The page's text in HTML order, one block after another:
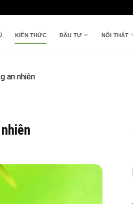
KIẾN THỨC ĐẦU TƯ NỘI THẤT
an nhiên